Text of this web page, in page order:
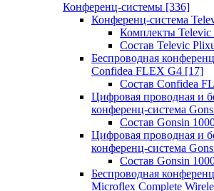
Конференц-системы [336]
Конференц-система
Комплекты Televic
Состав Televic
Беспроводная
Confidea FLEX G4 [17]
Состав Confidea
Цифровая проводная и
конференц-система
Состав Gonsin
Цифровая проводная и
конференц-система
Состав Gonsin
Беспроводная
Microflex Complete